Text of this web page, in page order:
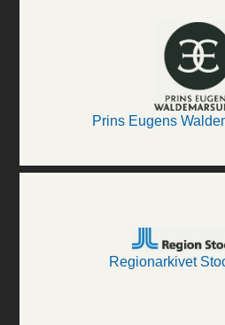
Prins Eugens
Regionarkivet